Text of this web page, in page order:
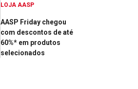
LOJA AASP
AASP Friday chegou
com descontos de até
60%* em produtos
selecionados